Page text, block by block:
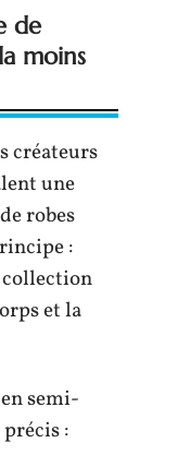
de
moins
créateurs
une
robes
:
collection
et la
semi-
: